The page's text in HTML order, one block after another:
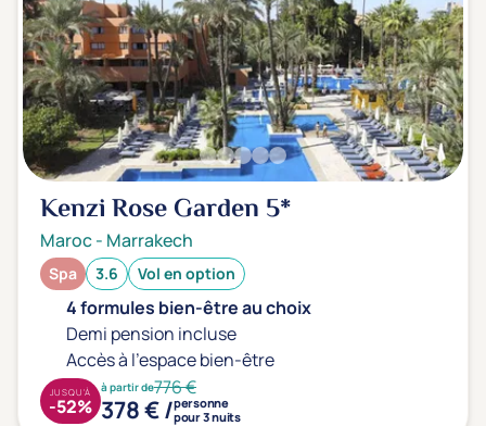
Kenzi Rose Garden 5*
Maroc- Marrakech
Spa 3.6 Vol en option
4 formules bien-être au choix
Demi pension incluse
Accès à l'espace bien-être
à partir de776 €
378 € /personne
pour 3 nuits
JUSQU'À
-52%